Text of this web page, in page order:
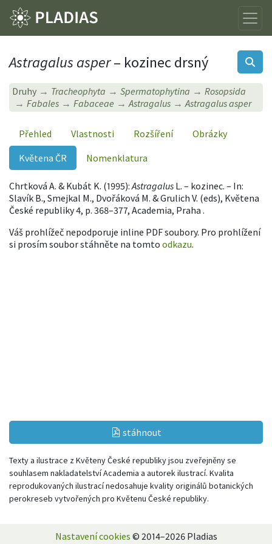
Astragalus asper– kozinec drsný
Druhy Tracheophyta Spermatophytina
Rosopsida
Fabales
Fabaceae Astragalus Astragalus asper
Přehled Vlastnosti Rozšíření
Obrázky
Květena ČR
Nomenklatura
Chrtková A. & Kubát K. (1995): Astragalus L. – kozinec. – In:
Slavík B., Smejkal M., Dvořáková M. & Grulich V. (eds), Květena
České republiky 4, p. 368–377, Academia, Praha .
Váš prohlížeč nepodporuje inline PDF soubory. Pro prohlížení
si prosím soubor stáhněte na tomto odkazu.
stáhnout
Texty a ilustrace z Květeny České republiky jsou zveřejněny se
souhlasem nakladatelství Academia a autorek ilustrací. Kvalita
reprodukovaných ilustrací nedosahuje kvality originálů botanických
perokreseb vytvořených pro Květenu České republiky.
Nastavení cookies © 2014–2026 Pladias